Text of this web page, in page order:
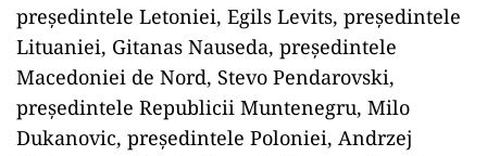
preşedintele Letoniei, Egils Levits, preşedintele
Lituaniei, Gitanas Nauseda, preşedintele
Macedoniei de Nord, Stevo Pendarovski,
preşedintele Republicii Muntenegru, Milo
Dukanovic, preşedintele Poloniei, Andrzej